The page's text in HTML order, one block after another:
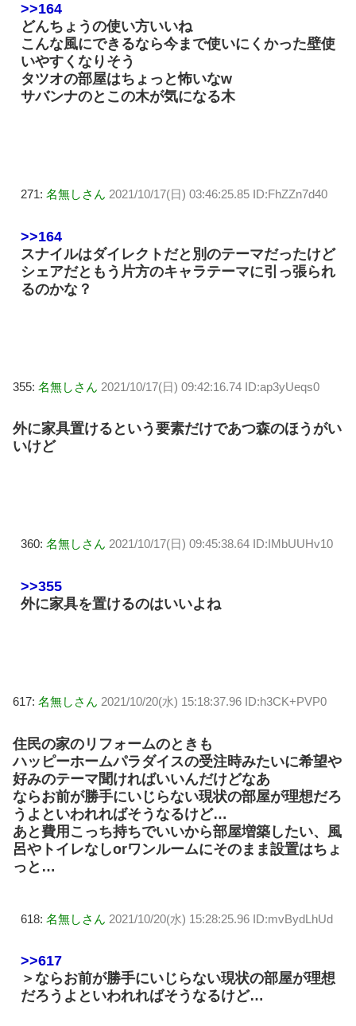
>>164
どんちょうの使い方いいね
こんな風にできるなら今まで使いにくかった壁使
いやすくなりそう
タツオの部屋はちょっと怖いなw
サバンナのとこの木が気になる木
271: 名無しさん 2021/10/17(日) 03:46:25.85 ID:FhZZn7d40
>>164
スナイルはダイレクトだと別のテーマだったけど
シェアだともう片方のキャラテーマに引っ張られ
るのかな？
355: 名無しさん 2021/10/17(日) 09:42:16.74 ID:ap3yUeqs0
外に家具置けるという要素だけであつ森のほうがい
いけど
360: 名無しさん 2021/10/17(日) 09:45:38.64 ID:IMbUUHv10
>>355
外に家具を置けるのはいいよね
617: 名無しさん 2021/10/20(水) 15:18:37.96 ID:h3CK+PVP0
住民の家のリフォームのときも
ハッピーホームパラダイスの受注時みたいに希望や
好みのテーマ聞ければいいんだけどなあ
ならお前が勝手にいじらない現状の部屋が理想だろ
うよといわれればそうなるけど…
あと費用こっち持ちでいいから部屋増築したい、風
呂やトイレなしorワンルームにそのまま設置はちょ
っと…
618: 名無しさん 2021/10/20(水) 15:28:25.96 ID:mvBydLhUd
>>617
＞ならお前が勝手にいじらない現状の部屋が理想
だろうよといわれればそうなるけど…